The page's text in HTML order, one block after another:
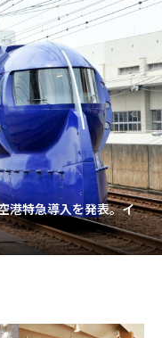
港特急導入を発表。イ